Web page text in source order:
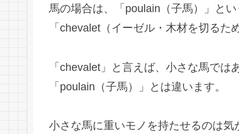
馬の場合は、「poulain（子馬）」と
「chevalet（イーゼル・木材を切るた
「chevalet」と言えば、小さな馬では
「poulain（子馬）」とは違います。
小さな馬に重いモノを持たせるのは